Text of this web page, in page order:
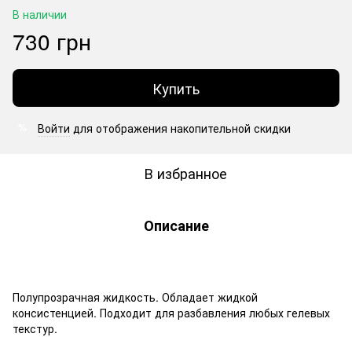
В наличии
730 грн
Купить
Войти для отображения накопительной скидки
В избранное
Описание
Полупрозрачная жидкость. Обладает жидкой
консистенцией. Подходит для разбавления любых гелевых
текстур.